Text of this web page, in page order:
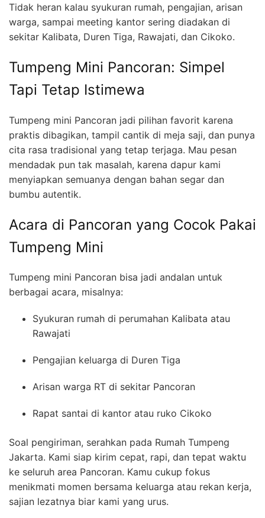
Tidak heran kalau syukuran rumah, pengajian, arisan
warga, sampai meeting kantor sering diadakan di
sekitar Kalibata, Duren Tiga, Rawajati, dan Cikoko.
Tumpeng Mini Pancoran: Simpel
Tapi Tetap Istimewa
Tumpeng mini Pancoran jadi pilihan favorit karena
praktis dibagikan, tampil cantik di meja saji, dan punya
cita rasa tradisional yang tetap terjaga. Mau pesan
mendadak pun tak masalah, karena dapur kami
menyiapkan semuanya dengan bahan segar dan
bumbu autentik.
Acara di Pancoran yang Cocok Pakai
Tumpeng Mini
Tumpeng mini Pancoran bisa jadi andalan untuk
berbagai acara, misalnya:
Syukuran rumah di perumahan Kalibata atau
Rawajati
Pengajian keluarga di Duren Tiga
Arisan warga RT di sekitar Pancoran
Rapat santai di kantor atau ruko Cikoko
Soal pengiriman, serahkan pada Rumah Tumpeng
Jakarta. Kami siap kirim cepat, rapi, dan tepat waktu
ke seluruh area Pancoran. Kamu cukup fokus
menikmati momen bersama keluarga atau rekan kerja,
sajian lezatnya biar kami yang urus.